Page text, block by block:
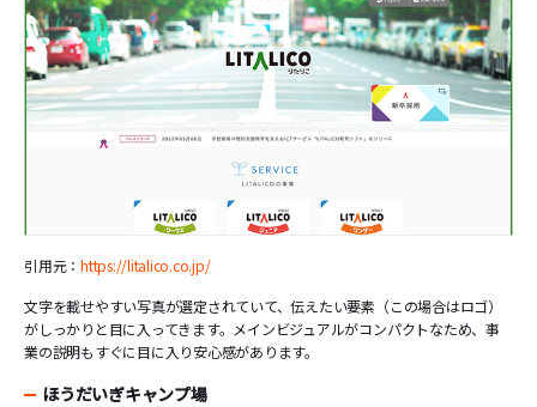
引用元：https://litalico.co.jp/
文字を載せやすい写真が選定されていて、伝えたい要素（この場合はロゴ）
がしっかりと目に入ってきます。メインビジュアルがコンパクトなため、事
業の説明もすぐに目に入り安心感があります。
ほうだいぎキャンプ場